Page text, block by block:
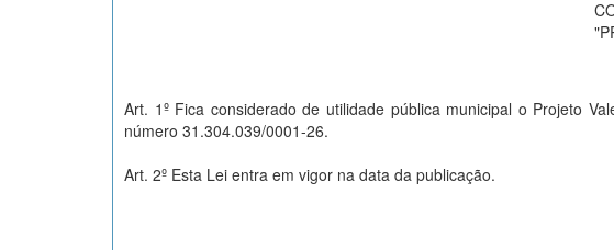
Art. 1º Fica considerado de utilidade pública municipal o Projeto
número 31.304.039/0001-26.
Art. 2º Esta Lei entra em vigor na data da publicação.